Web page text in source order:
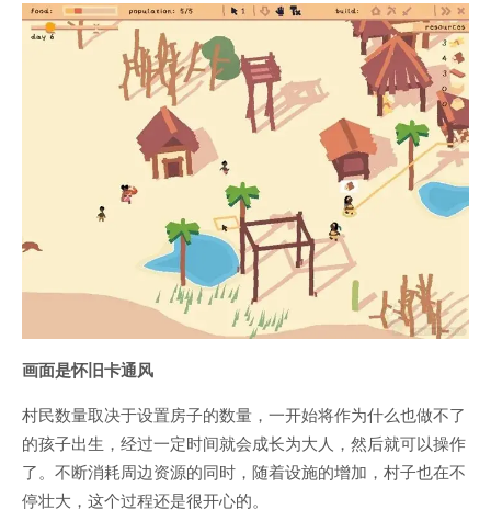
画面是怀旧卡通风
村民数量取决于设置房子的数量，一开始将作为什么也做不了
的孩子出生，经过一定时间就会成长为大人，然后就可以操作
了。不断消耗周边资源的同时，随着设施的增加，村子也在不
停壮大，这个过程还是很开心的。